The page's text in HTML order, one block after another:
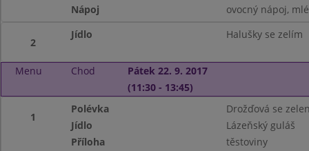
Nápoj
ovocný nápoj,
2
Jídlo Halušky se zelím
Menu Chod
Pátek 22. 9. 2017
(11:30 - 13:45)
1
Polévka
Drožďová se
Jídlo
Lázeňský guláš
Příloha
těstoviny